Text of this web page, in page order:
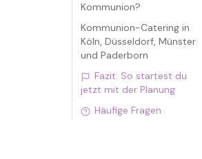
Kommunion?
Kommunion-Catering in
Köln, Düsseldorf, Münster
und Paderborn
Fazit: So startest du
jetzt mit der Planung
Häufige Fragen